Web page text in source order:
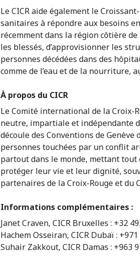
Le CICR aide également le
sanitaires à répondre aux besoins
récemment dans la région côtière de
les blessés, d’approvisionner les
personnes décédées dans des
comme de l’eau et de la nourriture,
À propos du CICR
Le Comité international de la Croix-
neutre, impartiale et indépendante
découle des Conventions de
personnes touchées par un conflit
partout dans le monde, mettant
protéger leur vie et leur dignité,
partenaires de la Croix-Rouge et du
Informations complémentaires :
Janet Craven, CICR Bruxelles : +32
Hachem Osseiran, CICR Dubaï : +971
Suhair Zakkout, CICR Damas : +963